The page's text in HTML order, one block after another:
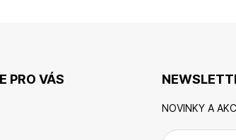
PRO VÁS
NOVINKY A